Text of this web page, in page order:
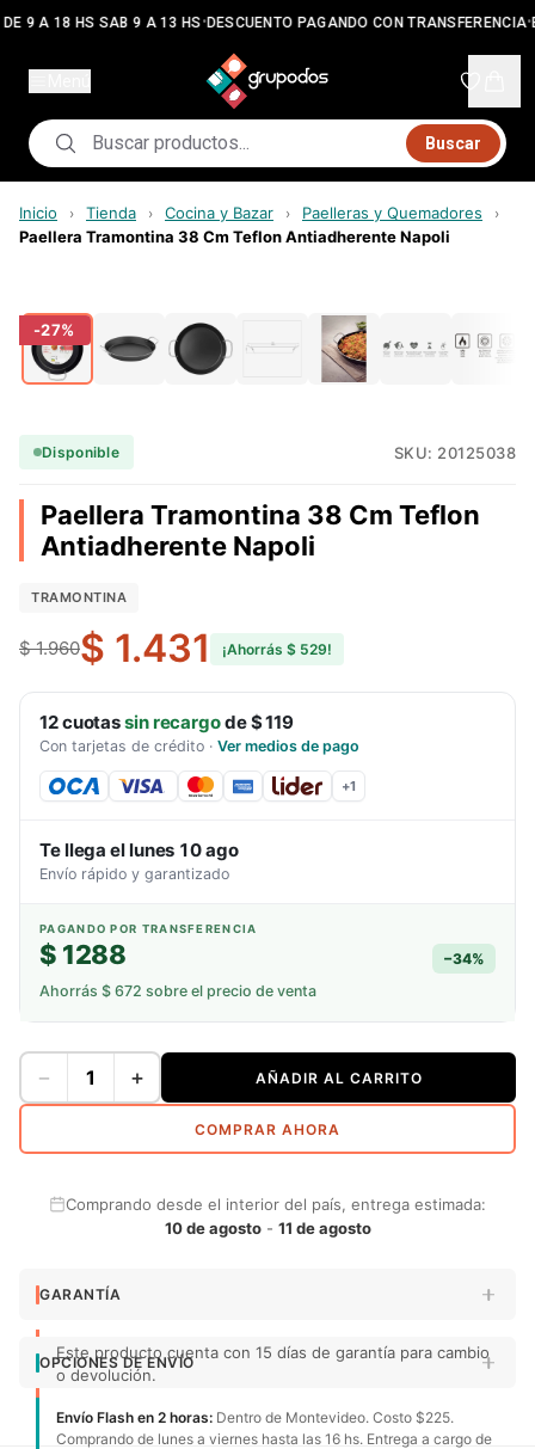
9 A 18 HS SAB 9 A 13 HS•DESCUENTO PAGANDO CON TRANSFERENCIA•
Buscar
Inicio › Tienda › Cocina y Bazar › Paelleras y Quemadores ›
Paellera Tramontina 38 Cm Teflon Antiadherente Napoli
-27%
Disponible SKU: 20125038
Paellera Tramontina 38 Cm Teflon
Antiadherente Napoli
TRAMONTINA
$ 1.960$ 1.431 ¡Ahorrás $ 529!
12cuotassin recargode$ 119
Con tarjetas de crédito · Ver medios de pago
+1
Te llega ellunes 10 ago
Envío rápido y garantizado
PAGANDO POR TRANSFERENCIA
$ 1288 −34%
Ahorrás $ 672 sobre el precio de venta
− + AÑADIR AL CARRITO
COMPRAR AHORA
Comprando desde el interior del país, entrega estimada:
10 de agosto- 11 de agosto
GARANTÍA
Este producto cuenta con 15 días de garantía para cambio
o devolución.
OPCIONES DE ENVÍO
Envío Flash en 2 horas: Dentro de Montevideo. Costo $225.
Comprando de lunes a viernes hasta las 16 hs. Entrega a cargo de